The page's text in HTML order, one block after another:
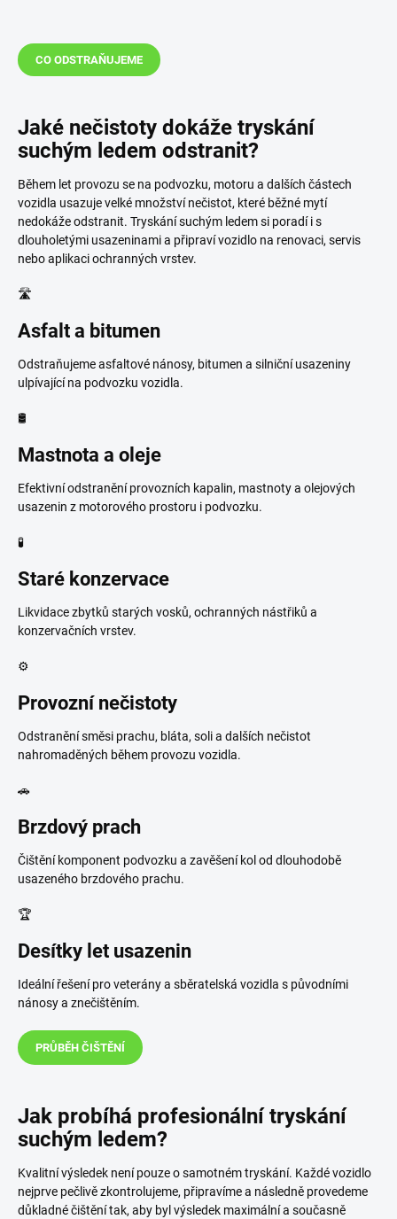
CO ODSTRAŇUJEME
Jaké nečistoty dokáže tryskání
suchým ledem odstranit?
Během let provozu se na podvozku, motoru a dalších částech
vozidla usazuje velké množství nečistot, které běžné mytí
nedokáže odstranit. Tryskání suchým ledem si poradí i s
dlouholetými usazeninami a připraví vozidlo na renovaci, servis
nebo aplikaci ochranných vrstev.
🛣️
Asfalt a bitumen
Odstraňujeme asfaltové nánosy, bitumen a silniční usazeniny
ulpívající na podvozku vozidla.
🛢️
Mastnota a oleje
Efektivní odstranění provozních kapalin, mastnoty a olejových
usazenin z motorového prostoru i podvozku.
🧪
Staré konzervace
Likvidace zbytků starých vosků, ochranných nástřiků a
konzervačních vrstev.
⚙️
Provozní nečistoty
Odstranění směsi prachu, bláta, soli a dalších nečistot
nahromaděných během provozu vozidla.
🚗
Brzdový prach
Čištění komponent podvozku a zavěšení kol od dlouhodobě
usazeného brzdového prachu.
🏆
Desítky let usazenin
Ideální řešení pro veterány a sběratelská vozidla s původními
nánosy a znečištěním.
PRŮBĚH ČIŠTĚNÍ
Jak probíhá profesionální tryskání
suchým ledem?
Kvalitní výsledek není pouze o samotném tryskání. Každé vozidlo
nejprve pečlivě zkontrolujeme, připravíme a následně provedeme
důkladné čištění tak, aby byl výsledek maximální a současně